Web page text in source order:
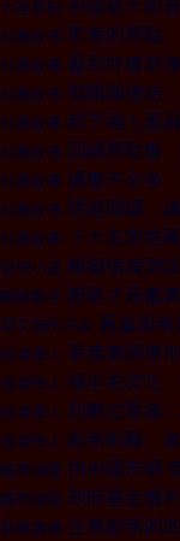
大陸焦點
封面故事 思考的原點
封面故事 看到好書就
封面故事 剪輯與連結
封面故事 卸下強人面
封面故事 回歸原點書
封面故事 讀書不必多
封面故事 透過閱讀
封面故事 十大名家推
管理小品 模擬情境測
關鍵數字 肥胖才是審
英文無所不談 舊富與新
經濟學人 爭南美領導
經濟學人 慢半拍文化
經濟學人 向數位靠攏
經濟學人 創新制勝
國際視窗 拚中國市場
國際視窗 政府基金獲
商周書摘 企業創新的